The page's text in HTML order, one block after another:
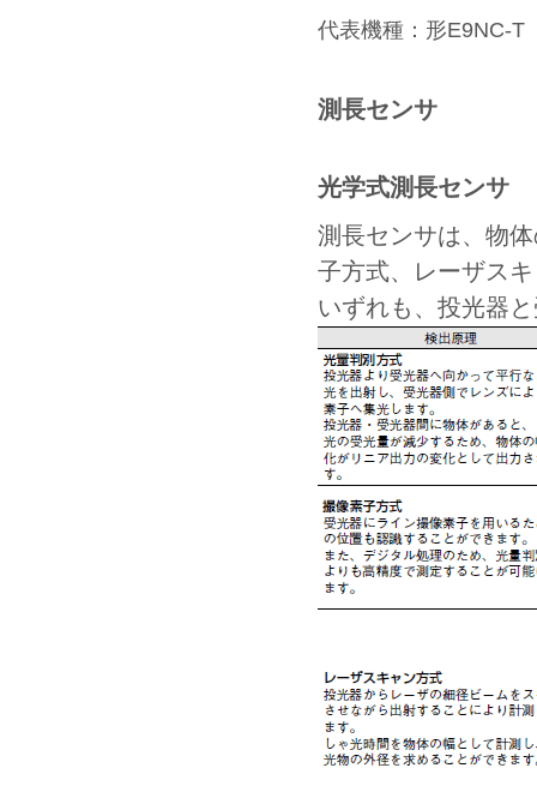
代表機種：形E9NC-T
測長センサ
光学式測長センサ
測長センサは、物
子方式、レーザス
いずれも、投光器